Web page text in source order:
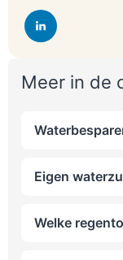
Meer in de
Eigen
Welke